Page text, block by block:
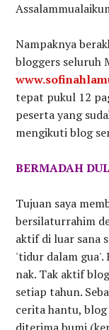
Nampaknya
bloggers seluruh
tepat pukul 12
peserta yang
mengikuti blog
BERMADAH
Tujuan saya
bersilaturrahim
aktif di luar sana
'tidur dalam gua'.
nak. Tak aktif
setiap tahun.
cerita hantu,